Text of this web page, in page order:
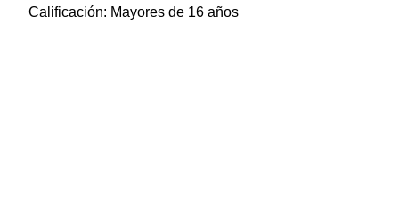
Calificación: Mayores de 16 años